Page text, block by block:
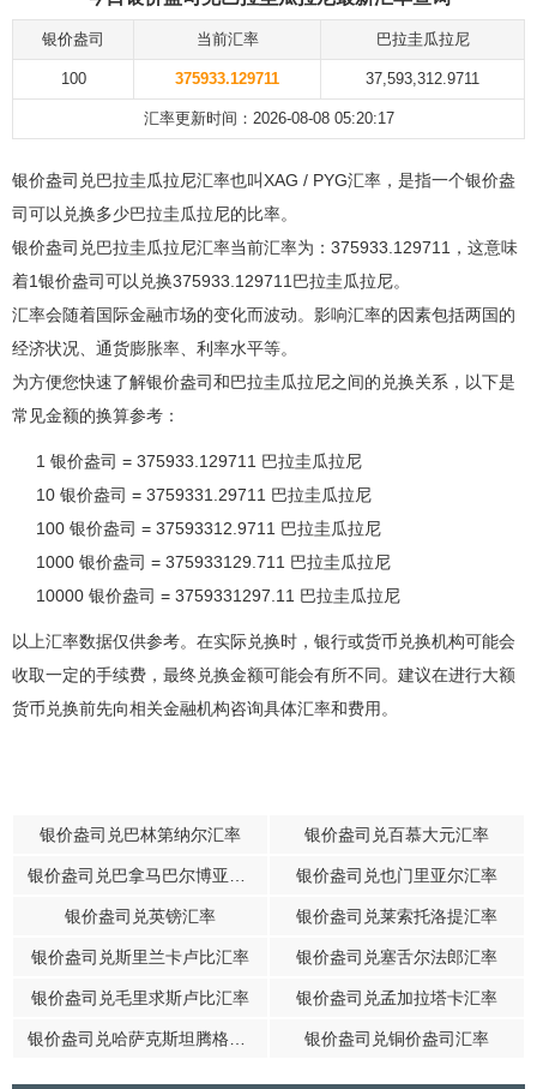
银价盎司 当前汇率 巴拉圭瓜拉尼
100 375933.129711 37,593,312.9711
汇率更新时间：2026-08-08 05:20:17
银价盎司兑巴拉圭瓜拉尼汇率也叫XAG / PYG汇率，是指一个银价盎
司可以兑换多少巴拉圭瓜拉尼的比率。
银价盎司兑巴拉圭瓜拉尼汇率当前汇率为：375933.129711，这意味
着1银价盎司可以兑换375933.129711巴拉圭瓜拉尼。
汇率会随着国际金融市场的变化而波动。影响汇率的因素包括两国的
经济状况、通货膨胀率、利率水平等。
为方便您快速了解银价盎司和巴拉圭瓜拉尼之间的兑换关系，以下是
常见金额的换算参考：
1 银价盎司 = 375933.129711 巴拉圭瓜拉尼
10 银价盎司 = 3759331.29711 巴拉圭瓜拉尼
100 银价盎司 = 37593312.9711 巴拉圭瓜拉尼
1000 银价盎司 = 375933129.711 巴拉圭瓜拉尼
10000 银价盎司 = 3759331297.11 巴拉圭瓜拉尼
以上汇率数据仅供参考。在实际兑换时，银行或货币兑换机构可能会
收取一定的手续费，最终兑换金额可能会有所不同。建议在进行大额
货币兑换前先向相关金融机构咨询具体汇率和费用。
银价盎司兑巴林第纳尔汇率 银价盎司兑百慕大元汇率
银价盎司兑也门里亚尔汇率
银价盎司兑英镑汇率 银价盎司兑莱索托洛提汇率
银价盎司兑斯里兰卡卢比汇率 银价盎司兑塞舌尔法郎汇率
银价盎司兑毛里求斯卢比汇率 银价盎司兑孟加拉塔卡汇率
银价盎司兑铜价盎司汇率